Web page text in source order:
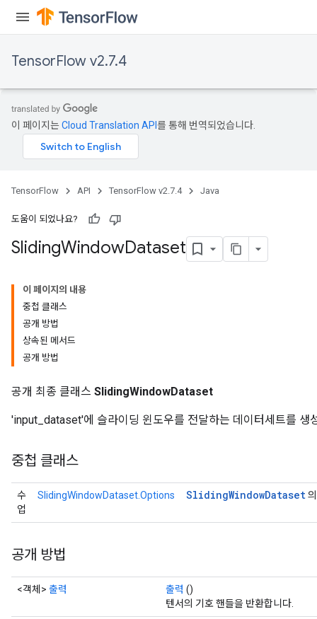
TensorFlow v2.7.4
이 페이지는Cloud Translation API 를 통해 번역되었습니다.
TensorFlow API TensorFlow v2.7.4 Java
도움이 되었나요?
SlidingWindowDataset
이 페이지의 내용
중첩 클래스
공개 방법
상속된 메서드
공개 방법
공개 최종 클래스 SlidingWindowDataset
'input_dataset'에 슬라이딩 윈도우를 전달하는 데이터세트를 생
중첩 클래스
수
업
SlidingWindowDataset.Options SlidingWindowDataset
공개 방법
<객체> 출력 출력 ()
텐서의 기호 핸들을 반환합니다.